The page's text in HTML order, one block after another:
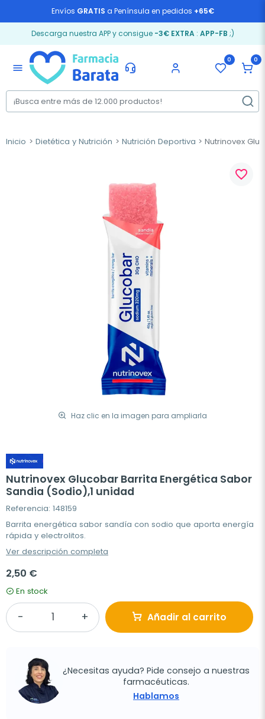
Envíos GRATIS a Península en pedidos +65€
Descarga nuestra APP y consigue -3€ EXTRA: APP-FB ;)
menu
0 0
Inicio Dietética y Nutrición Nutrición Deportiva Nutrinovex
Haz clic en la imagen para ampliarla
favorite_border
Nutrinovex Glucobar Barrita Energética Sabor
Sandia (Sodio),1 unidad
Referencia: 148159
Barrita energética sabor sandía con sodio que aporta energía
rápida y electrolitos.
Ver descripción completa
2,50 €
En stock
Añadir al carrito
¿Necesitas ayuda? Pide consejo a nuestras
farmacéuticas.
Hablamos